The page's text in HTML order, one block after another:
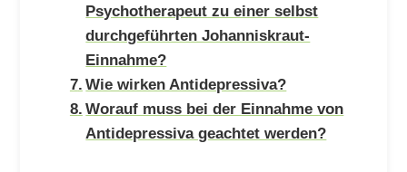
Psychotherapeut zu einer selbst
durchgeführten Johanniskraut-
Einnahme?
Wie wirken Antidepressiva?
Worauf muss bei der Einnahme von
Antidepressiva geachtet werden?